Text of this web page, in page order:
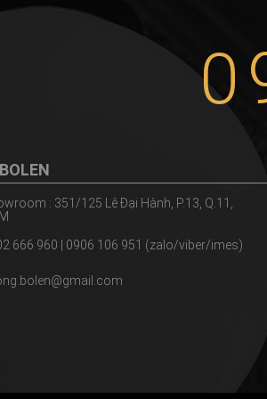
: 351/125 Lê Đại Hành, P.13, Q.11,
666 960 | 0906 106 951 (zalo/viber/imes)